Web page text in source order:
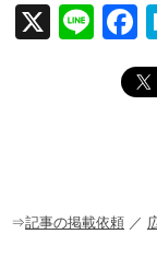
X
Li
a
c
o
⇒記事の掲載依頼 ／